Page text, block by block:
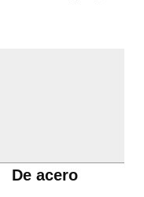
De acero